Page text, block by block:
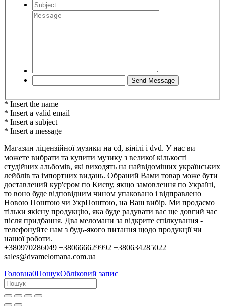
* Insert the name
* Insert a valid email
* Insert a subject
* Insert a message
Магазин ліцензійної музики на cd, вінілі і dvd. У нас ви
можете вибрати та купити музику з великої кількості
студійних альбомів, які виходять на найвідоміших українських
лейблів та імпортних видань. Обраний Вами товар може бути
доставлений кур'єром по Києву, якщо замовлення по Україні,
то воно буде відповідним чином упаковано і відправлено
Новою Поштою чи УкрПоштою, на Ваш вибір. Ми продаємо
тільки якісну продукцію, яка буде радувати вас ще довгий час
після придбання. Два меломани за відкрите спілкування -
телефонуйте нам з будь-якого питання щодо продукції чи
нашої роботи.
+380970286049 +380666629992 +380634285022
sales@dvamelomana.com.ua
Головна0ПошукОбліковий запис